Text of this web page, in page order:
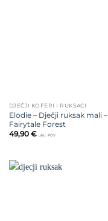
DJEČJI KOFERI I RUKSACI
Elodie – Dječji ruksak mali –
Fairytale Forest
49,90 € uklj. PDV